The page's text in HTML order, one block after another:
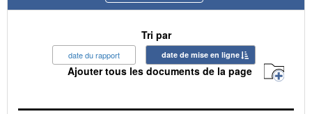
Tri par
date du rapport date de mise en ligne
Ajouter tous les documents de la page